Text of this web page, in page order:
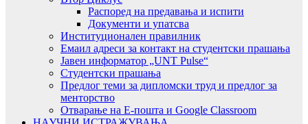
Распоред на предавањa и испити
Документи и упатсва
Институционален правилник
Емаил адреси за контакт на студентски прашања
Јавен информатор „UNT Pulse“
Студентски прашања
Предлог теми за дипломски труд и предлог за
менторство
Отварање на Е-пошта и Google Classroom